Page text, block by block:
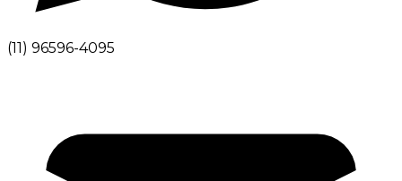
(11) 96596-4095